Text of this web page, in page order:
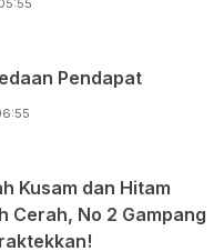
Pendapat
Kusam dan Hitam
Cerah, No 2 Gampang